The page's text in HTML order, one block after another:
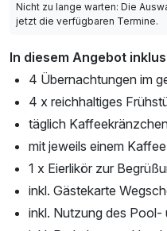
Nicht zu lange warten: Die
jetzt die verfügbaren Termine.
In diesem Angebot
4 Übernachtungen im
4 x reichhaltiges
täglich
mit jeweils einem
1 x Eierlikör zur
inkl. Gästekarte
inkl. Nutzung des Pool-